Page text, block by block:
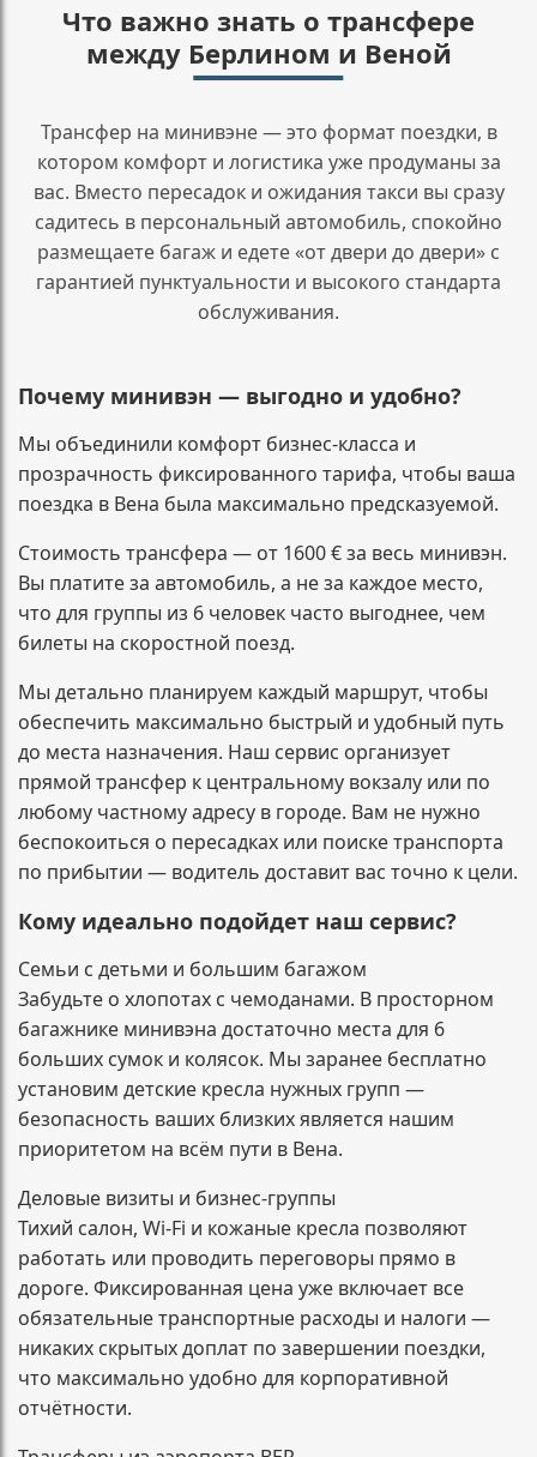
Что важно знать о трансфере
между Берлином и Веной
Трансфер на минивэне — это формат поездки, в
котором комфорт и логистика уже продуманы за
вас. Вместо пересадок и ожидания такси вы сразу
садитесь в персональный автомобиль, спокойно
размещаете багаж и едете «от двери до двери» с
гарантией пунктуальности и высокого стандарта
обслуживания.
Почему минивэн — выгодно и удобно?
Мы объединили комфорт бизнес-класса и
прозрачность фиксированного тарифа, чтобы ваша
поездка в Вена была максимально предсказуемой.
Стоимость трансфера — от 1600 € за весь минивэн.
Вы платите за автомобиль, а не за каждое место,
что для группы из 6 человек часто выгоднее, чем
билеты на скоростной поезд.
Мы детально планируем каждый маршрут, чтобы
обеспечить максимально быстрый и удобный путь
до места назначения. Наш сервис организует
прямой трансфер к центральному вокзалу или по
любому частному адресу в городе. Вам не нужно
беспокоиться о пересадках или поиске транспорта
по прибытии — водитель доставит вас точно к цели.
Кому идеально подойдет наш сервис?
Семьи с детьми и большим багажом
Забудьте о хлопотах с чемоданами. В просторном
багажнике минивэна достаточно места для 6
больших сумок и колясок. Мы заранее бесплатно
установим детские кресла нужных групп —
безопасность ваших близких является нашим
приоритетом на всём пути в Вена.
Деловые визиты и бизнес-группы
Тихий салон, Wi-Fi и кожаные кресла позволяют
работать или проводить переговоры прямо в
дороге. Фиксированная цена уже включает все
обязательные транспортные расходы и налоги —
никаких скрытых доплат по завершении поездки,
что максимально удобно для корпоративной
отчётности.